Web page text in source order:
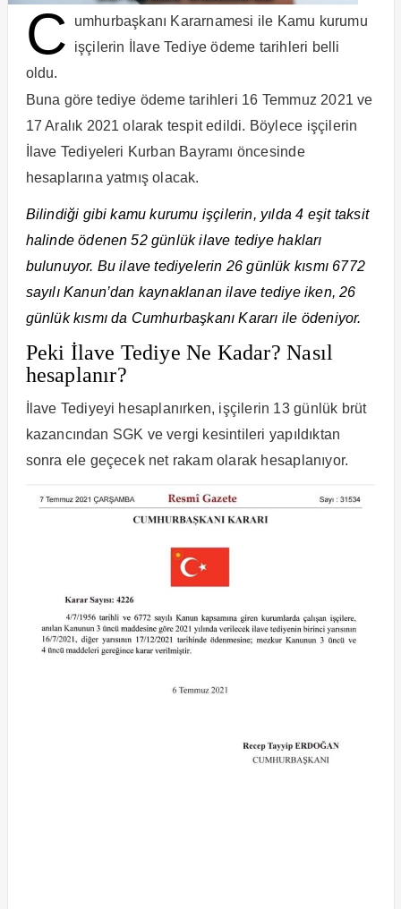
C
umhurbaşkanı Kararnamesi ile Kamu kurumu
işçilerin İlave Tediye ödeme tarihleri belli
oldu.
Buna göre tediye ödeme tarihleri 16 Temmuz 2021 ve
17 Aralık 2021 olarak tespit edildi. Böylece işçilerin
İlave Tediyeleri Kurban Bayramı öncesinde
hesaplarına yatmış olacak.
Bilindiği gibi kamu kurumu işçilerin, yılda 4 eşit taksit
halinde ödenen 52 günlük ilave tediye hakları
bulunuyor. Bu ilave tediyelerin 26 günlük kısmı 6772
sayılı Kanun’dan kaynaklanan ilave tediye iken, 26
günlük kısmı da Cumhurbaşkanı Kararı ile ödeniyor.
Peki İlave Tediye Ne Kadar? Nasıl
hesaplanır?
İlave Tediyeyi hesaplanırken, işçilerin 13 günlük brüt
kazancından SGK ve vergi kesintileri yapıldıktan
sonra ele geçecek net rakam olarak hesaplanıyor.